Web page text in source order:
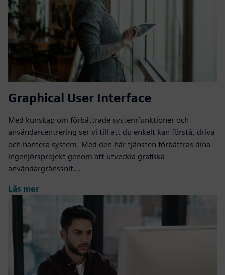
Graphical User Interface
Med kunskap om förbättrade systemfunktioner och
användarcentrering ser vi till att du enkelt kan förstå, driva
och hantera system. Med den här tjänsten förbättras dina
ingenjörsprojekt genom att utveckla grafiska
användargränssnit...
Läs mer